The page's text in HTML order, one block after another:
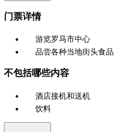
门票详情
游览罗马市中心
品尝各种当地街头食品
不包括哪些内容
酒店接机和送机
饮料